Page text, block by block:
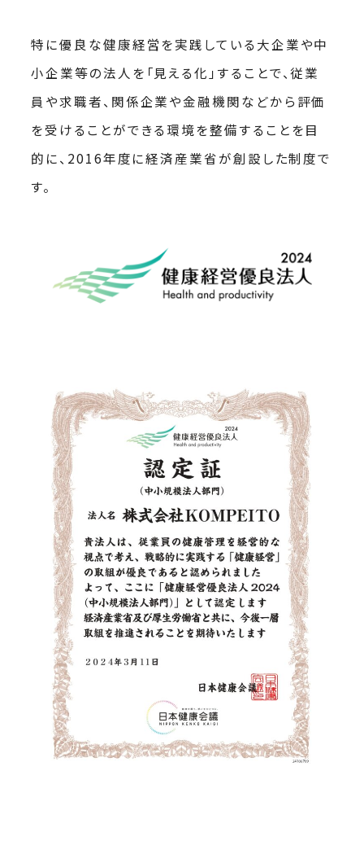
特に優良な健康経営を実践している大企業や中
小企業等の法人を「見える化」することで、従業
員や求職者、関係企業や金融機関などから評価
を受けることができる環境を整備することを目
的に、2016年度に経済産業省が創設した制度で
す。